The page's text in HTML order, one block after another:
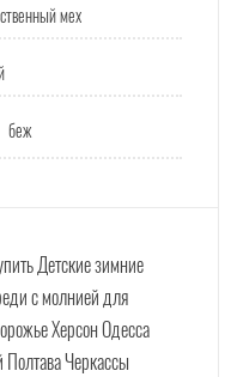
мех
беж
Детские зимние
с молнией для
Херсон Одесса
Черкассы